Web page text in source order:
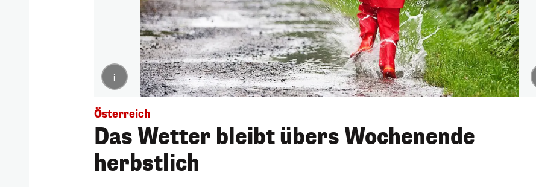
i
Österreich
Das Wetter bleibt übers Wochenende
herbstlich